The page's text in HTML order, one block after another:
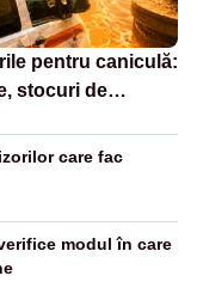
pentru caniculă:
stocuri de
în spațiile
care fac
modul în care